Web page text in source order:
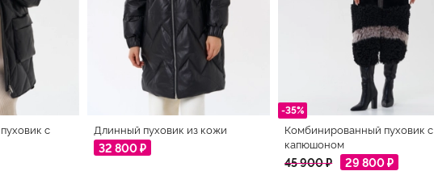
с
Длинный пуховик из кожи
32 800 ₽
-35%
Комбинированный пуховик с
капюшоном
45 900 ₽ 29 800 ₽